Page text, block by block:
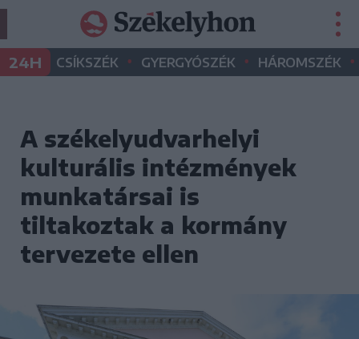
24H CSÍKSZÉK • GYERGYÓSZÉK • HÁROMSZÉK •
A székelyudvarhelyi
kulturális intézmények
munkatársai is
tiltakoztak a kormány
tervezete ellen